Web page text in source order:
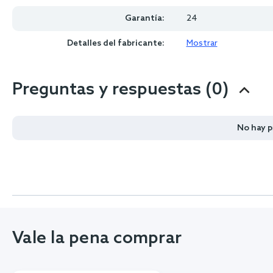
Garantía: 24
Detalles del fabricante: Mostrar
Preguntas y respuestas (0)
No hay
Vale la pena comprar